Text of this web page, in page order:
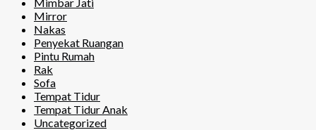
Mirror
Nakas
Penyekat Ruangan
Pintu Rumah
Rak
Sofa
Tempat Tidur
Tempat Tidur Anak
Uncategorized